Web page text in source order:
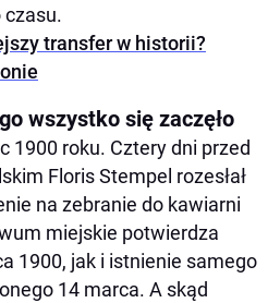
czasu.
transfer w historii?
wszystko się zaczęło
1900 roku. Cztery dni przed
Floris Stempel rozesłał
na zebranie do kawiarni
miejskie potwierdza
1900, jak i istnienie samego
14 marca. A skąd